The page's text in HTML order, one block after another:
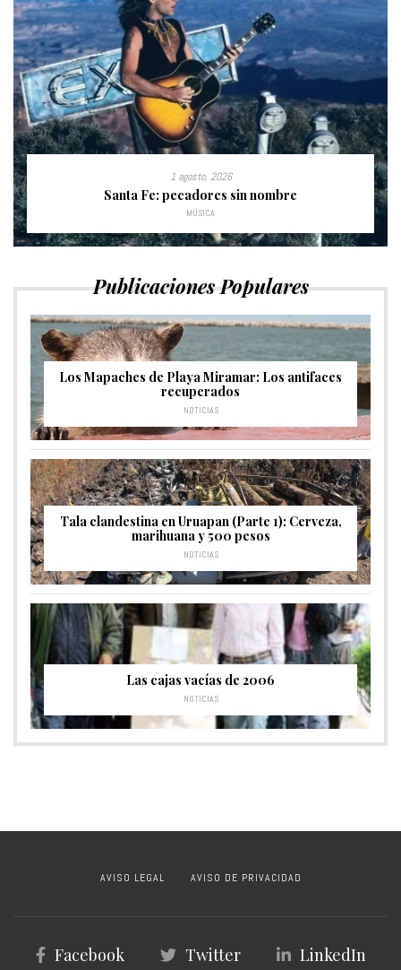
1 agosto, 2026
Santa Fe: pecadores sin nombre
MÚSICA
Publicaciones Populares
Los Mapaches de Playa Miramar: Los antifaces
recuperados
NOTICIAS
Tala clandestina en Uruapan (Parte 1): Cerveza,
marihuana y 500 pesos
NOTICIAS
Las cajas vacías de 2006
NOTICIAS
AVISO LEGAL AVISO DE PRIVACIDAD
Facebook Twitter LinkedIn